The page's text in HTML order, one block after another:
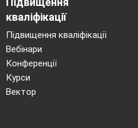
кваліфікації
Підвищення кваліфікації
Вебінари
Конференції
Курси
Вектор